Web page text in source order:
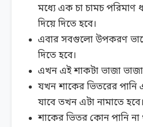
মধ্যে এক চা চামচ পরিমাণ
দিয়ে দিতে হবে।
এবার সবগুলো উপকরণ
দিতে হবে।
এখন এই শাকটা ভাজা ভাজা
যখন শাকের ভিতরের
যাবে তখন এটা নামাতে হবে।
শাকের ভিতর কোন পানি না